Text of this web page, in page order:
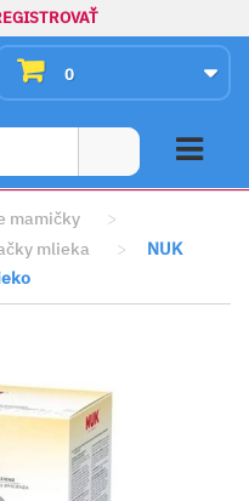
0
mamičky
>
mlieka >
NUK